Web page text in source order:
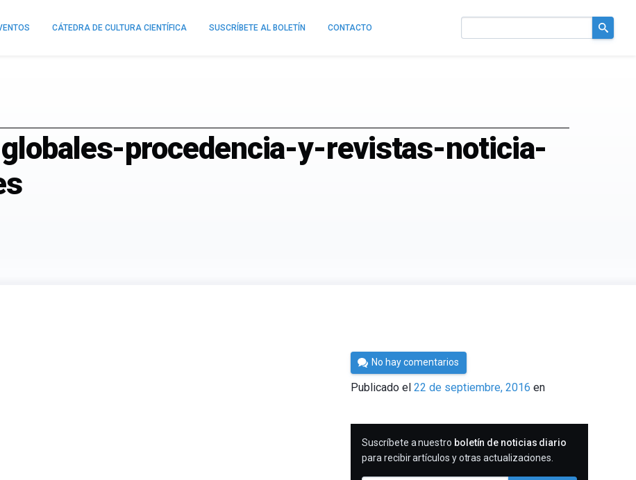
CÁTEDRA DE CULTURA CIENTÍFICA SUSCRÍBETE AL BOLETÍN CONTACTO
procedencia-y-revistas-noticia-
Por
Cultura
Cientifica
No hay comentarios
Publicado el22 de septiembre, 2016 en
SUSCRIBIRME
Suscríbete a nuestro boletín de noticias diario
para recibir artículos y otras actualizaciones.